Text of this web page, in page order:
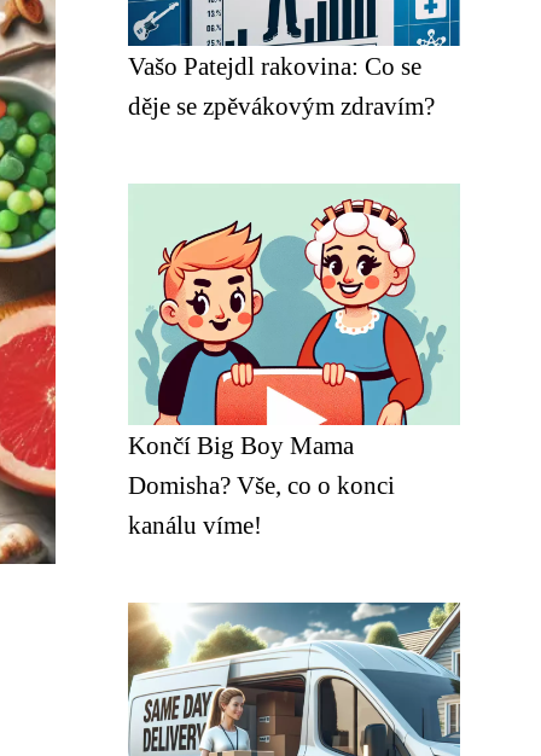
Vašo Patejdl rakovina: Co se
děje se zpěvákovým zdravím?
Končí Big Boy Mama
Domisha? Vše, co o konci
kanálu víme!